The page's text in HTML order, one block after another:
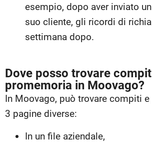
esempio, dopo aver inviato
suo cliente, gli ricordi di
settimana dopo.
Dove posso trovare
promemoria in Moovago?
In Moovago, può trovare compiti
3 pagine diverse:
In un file aziendale,